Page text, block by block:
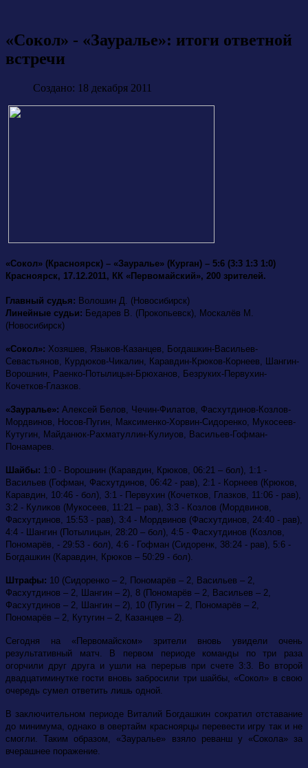
«Сокол» - «Зауралье»: итоги ответной
встречи
Создано: 18 декабря 2011
«Сокол» (Красноярск) – «Зауралье» (Курган) – 5:6 (3:3 1:3 1:0)
Красноярск, 17.12.2011, КК «Первомайский», 200 зрителей.
Главный судья: Волошин Д. (Новосибирск)
Линейные судьи: Бедарев В. (Прокопьевск), Москалёв М.
(Новосибирск)
«Сокол»: Хозяшев,
Языков-Казанцев, Богдашкин-Васильев-
Севастьянов,
Курдюков-Чикалин, Каравдин-Крюков-Корнеев, Шангин-
Ворошнин, Раенко-Потылицын-Брюханов, Безруких-Первухин-
Кочетков-Глазков.
«Зауралье»: Алексей Белов, Чечин-Филатов, Фасхутдинов-Козлов-
Мордвинов, Носов-Пугин, Максименко-Хорвин-Сидоренко, Мукосеев-
Кутугин, Майданюк-Рахматуллин-Кулиуов, Васильев-Гофман-
Понамарев.
Шайбы: 1:0 - Ворошнин (Каравдин, Крюков, 06:21 – бол), 1:1 -
Васильев (Гофман, Фасхутдинов, 06:42 - рав), 2:1 - Корнеев (Крюков,
Каравдин, 10:46 - бол), 3:1 - Первухин (Кочетков, Глазков, 11:06 - рав),
3:2 - Куликов (Мукосеев, 11:21 – рав), 3:3 - Козлов (Мордвинов,
Фасхутдинов, 15:53 - рав), 3:4 - Мордвинов (Фасхутдинов, 24:40 - рав),
4:4 - Шангин (Потылицын, 28:20 – бол), 4:5 - Фасхутдинов (Козлов,
Пономарёв, - 29:53 - бол), 4:6 - Гофман (Сидоренк, 38:24 - рав), 5:6 -
Богдашкин (Каравдин, Крюков – 50:29 - бол).
Штрафы: 10 (Сидоренко – 2, Пономарёв – 2, Васильев – 2,
Фасхутдинов – 2, Шангин – 2), 8 (Пономарёв – 2, Васильев – 2,
Фасхутдинов – 2, Шангин – 2), 10 (Пугин – 2, Пономарёв – 2,
Пономарёв – 2, Кутугин – 2, Казанцев – 2).
Сегодня на «Первомайском» зрители вновь увидели очень
результативный матч. В первом периоде команды по три раза
огорчили друг друга и ушли на перерыв при счете 3:3. Во второй
двадцатиминутке гости вновь забросили три шайбы, «Сокол» в свою
очередь сумел ответить лишь одной.
В заключительном периоде Виталий Богдашкин сократил отставание
до минимума, однако в овертайм красноярцы перевести игру так и не
смогли. Таким образом, «Зауралье» взяло реванш у «Сокола» за
вчерашнее поражение.